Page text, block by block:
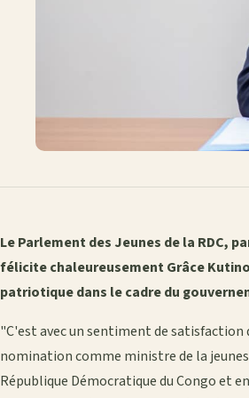
Le Parlement des Jeunes de la RDC,
félicite chaleureusement Grâce
patriotique dans le cadre du
"C'est avec un sentiment de
nomination comme ministre de la
République Démocratique du Congo et